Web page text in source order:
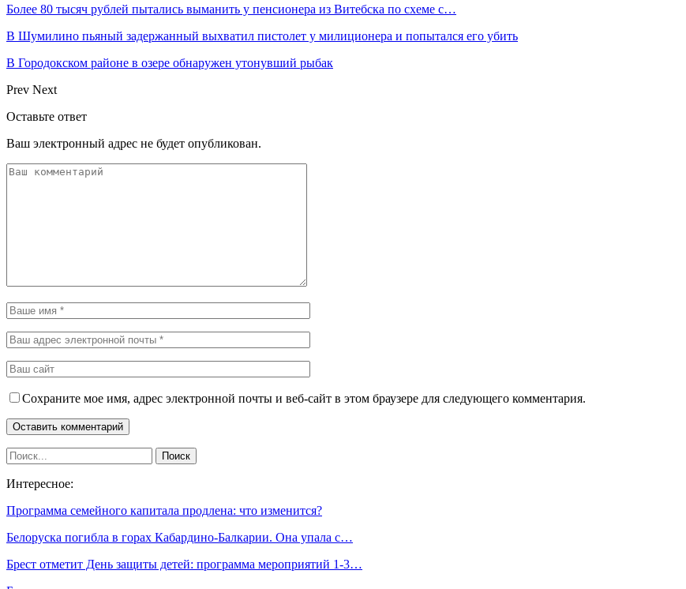
Более 80 тысяч рублей пытались выманить у пенсионера из Витебска по схеме с…
В Шумилино пьяный задержанный выхватил пистолет у милиционера и попытался его убить
В Городокском районе в озере обнаружен утонувший рыбак
Prev Next
Оставьте ответ
Ваш электронный адрес не будет опубликован.
Сохраните мое имя, адрес электронной почты и веб-сайт в этом браузере для следующего комментария.
Интересное:
Программа семейного капитала продлена: что изменится?
Белоруска погибла в горах Кабардино-Балкарии. Она упала с…
Брест отметит День защиты детей: программа мероприятий 1-3…